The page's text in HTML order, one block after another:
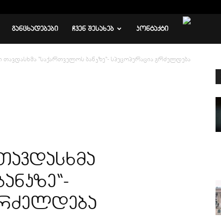
ᲒᲐᲜᲪᲮᲐᲓᲔᲑᲔᲑᲘ ᲩᲕᲔᲜ ᲨᲔᲡᲐᲮᲔᲑ ᲙᲝᲜᲢᲐᲥᲢᲘ
“საქართველოს ბანკზე“- სპეცოპერაცია გრძელდება